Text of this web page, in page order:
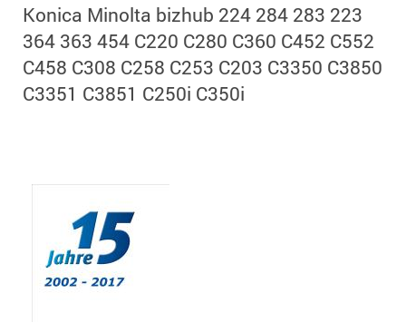
Konica Minolta bizhub 224 284 283 223
364 363 454 C220 C280 C360 C452 C552
C458 C308 C258 C253 C203 C3350 C3850
C3351 C3851 C250i C350i